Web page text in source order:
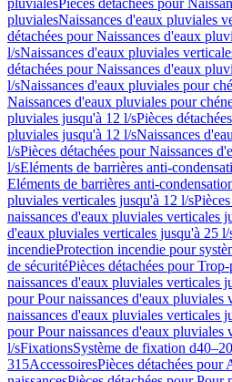
pluvialesPièces détachées pour
pluvialesNaissances d'eaux pluviales
détachées pour Naissances d'eaux
l/sNaissances d'eaux pluviales
détachées pour Naissances d'eaux
l/sNaissances d'eaux pluviales pour
Naissances d'eaux pluviales pour
pluviales jusqu'à 12 l/sPièces
pluviales jusqu'à 12 l/sNaissances
l/sPièces détachées pour Naissances
l/sEléments de barrières anti-
Eléments de barrières anti-
pluviales verticales jusqu'à 12 l/s
naissances d'eaux pluviales verticales
d'eaux pluviales verticales jusqu'à 25 l/
incendieProtection incendie pour
de sécuritéPièces détachées pour
naissances d'eaux pluviales verticales
pour Pour naissances d'eaux pluviales
naissances d'eaux pluviales verticales
pour Pour naissances d'eaux pluviales
l/sFixationsSystème de fixation
315AccessoiresPièces détachées pour